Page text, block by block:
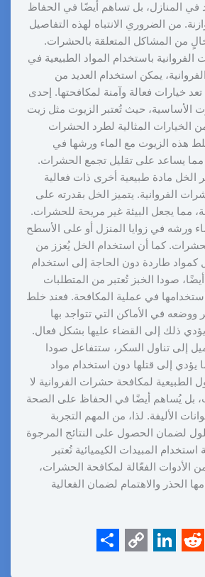
في المنازل، بل تساهم أيضًا في الحفاظ
من الضروري الانتباه لهذه التفاصيل
من المشاكل المتعلقة بالحشرات.
باستخدام المواد الطبيعية في
يمكن استخدام العديد من
تعد خيارات فعالة وآمنة لمكافحتها. إحدى
الأساسية، حيث تُعتبر الزيوت مثل زيت
من الخيارات المثالية لطرد الحشرات
هذه الزيوت مع الماء ورشها في
مما يساعد على تقليل تجمع الحشرات.
الخل مادة طبيعية أخرى ذات فعالية
الفروانية. يتميز الخل بقدرته على
مما يجعل البيئة غير مريحة للحشرات.
ورشه في زوايا المنزل أو على الأسطح
الحشرات. كما أن استخدام الخل يُعزز من
كمواد طاردة دون الحاجة إلى استخدام
صودا الخبز تُعتبر من المتطلبات
استخدامها في عملية المكافحة. فعند خلط
ووضعه في الأماكن التي تتواجد بها
ذلك إلى القضاء عليها بشكل فعال.
إلى تناول السكر، ستتفاعل صودا
يؤدي إلى قتلها دون استخدام مواد
الطبيعية لمكافحة حشرات الفروانية لا
بل يُساهم أيضًا في الحفاظ على الصحة
الأليفة. لذا، من المهم التجربة
لضمان الحصول على النتائج المرجوة
المبيدات الكيميائية تُعتبر
من الأدوات الفعّالة لمكافحة الحشرات،
الحذر والاهتمام لضمان الفعالية